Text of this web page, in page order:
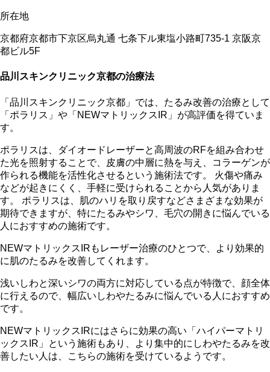
所在地
京都府京都市下京区烏丸通 七条下ル東塩小路町735-1 京阪京
都ビル5F
品川スキンクリニック京都の治療法
「品川スキンクリニック京都」では、たるみ改善の治療として
「ポラリス」や「NEWマトリックスIR」が高評価を得ていま
す。
ポラリスは、ダイオードレーザーと高周波のRFを組み合わせ
た光を照射することで、皮膚の中層に熱を与え、コラーゲンが
作られる機能を活性化させるという施術法です。 火傷や痛み
などが起きにくく、手軽に受けられることから人気がありま
す。 ポラリスは、肌のハリを取り戻すなどさまざまな効果が
期待できますが、特にたるみやシワ、毛穴の開きに悩んでいる
人におすすめの施術です。
NEWマトリックスIRもレーザー治療のひとつで、より効果的
に肌のたるみを改善してくれます。
浅いしわと深いシワの両方に対応している点が特徴で、顔全体
に行えるので、幅広いしわやたるみに悩んでいる人におすすめ
です。
NEWマトリックスIRにはさらに効果の高い「ハイパーマトリ
ックスIR」という施術もあり、より集中的にしわやたるみを改
善したい人は、こちらの施術を受けているようです。